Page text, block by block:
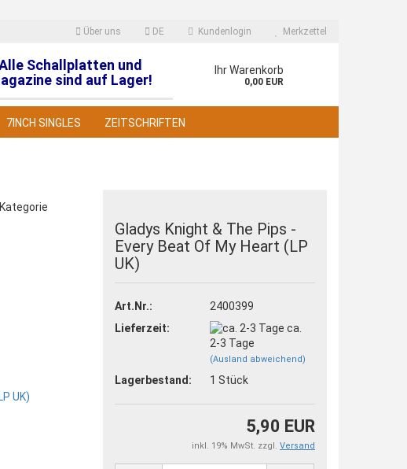
Über uns DE
auswählen
Kundenlogin
Passwort vergessen?
Merkzettel
Schallplatten und
sind auf Lager!
Ihr Warenkorb
0,00 EUR
7INCH SINGLES ZEITSCHRIFTEN
Gladys Knight & The Pips -
Every Beat Of My Heart (LP
UK)
Art.Nr.:
2400399
Lieferzeit:
ca.
2-3 Tage
(Ausland abweichend)
Lagerbestand: 1Stück
5,90 EUR
inkl. 19% MwSt. zzgl. Versand